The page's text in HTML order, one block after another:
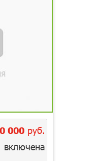
000руб.
включена